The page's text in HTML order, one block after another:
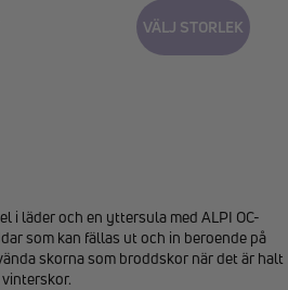
VÄLJ STORLEK
i läder och en yttersula med ALPI OC-
som kan fällas ut och in beroende på
skorna som broddskor när det är halt